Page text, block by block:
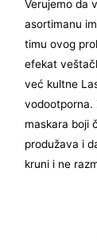
Verujemo da
asortimanu
timu ovog
efekat
već kultne
vodootporna.
maskara boji
produžava i
kruni i ne